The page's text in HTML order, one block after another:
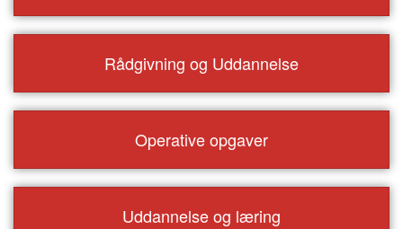
Rådgivning og Uddannelse
Operative opgaver
Uddannelse og læring